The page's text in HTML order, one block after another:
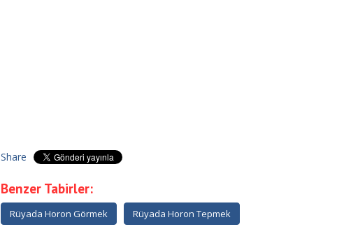
Share
Benzer Tabirler:
Rüyada Horon Görmek Rüyada Horon Tepmek